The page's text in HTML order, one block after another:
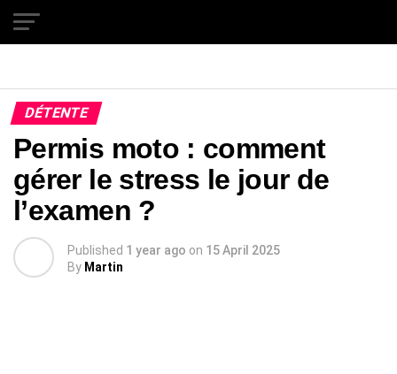
DÉTENTE
Permis moto : comment
gérer le stress le jour de
l’examen ?
Published 1 year ago on 15 April 2025
By Martin